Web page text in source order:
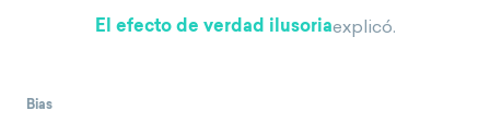
El efecto de verdad ilusoriaexplicó.
Bias